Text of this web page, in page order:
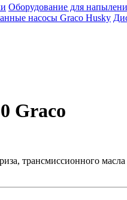
Оборудование для
насосы Graco Husky
Graco
трансмиссионного